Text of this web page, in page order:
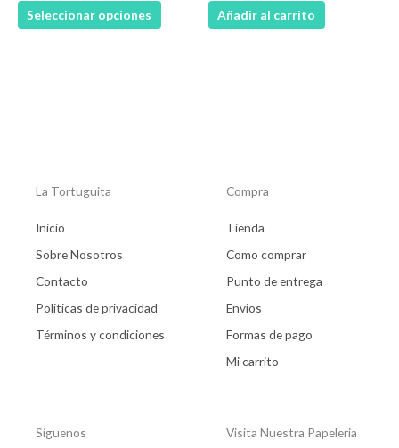
Seleccionar opciones Añadir al carrito
La Tortuguita
Inicio
Sobre Nosotros
Contacto
Politicas de privacidad
Términos y condiciones
Compra
Tienda
Como comprar
Punto de entrega
Envios
Formas de pago
Mi carrito
Síguenos Visita Nuestra Papeleria